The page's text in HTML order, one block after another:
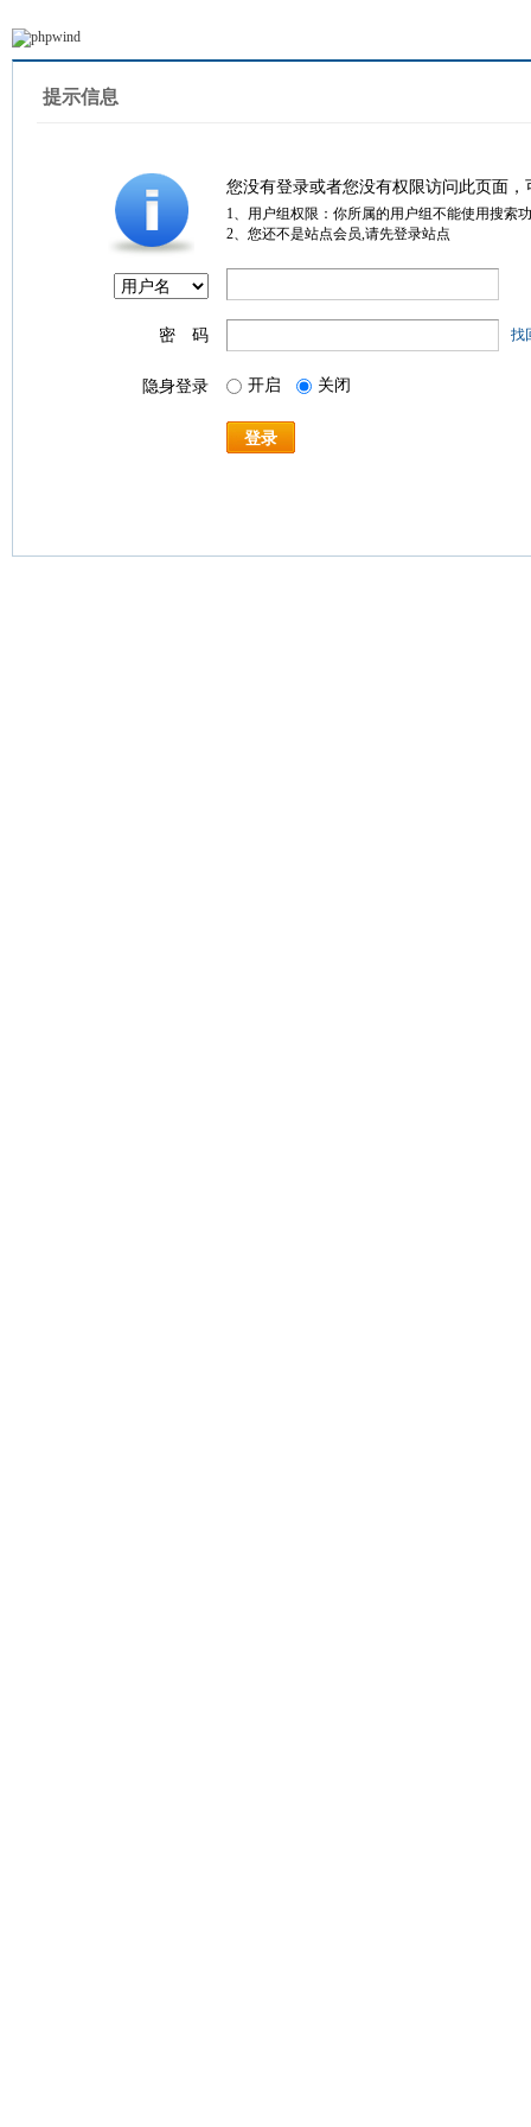
提示信息
您没有登录或者您没有权限访问此页面
1、用户组权限：你所属的用户组不能使用搜索
2、您还不是站点会员,请先登录站点
密 码 找
隐身登录 开启 关闭
登录